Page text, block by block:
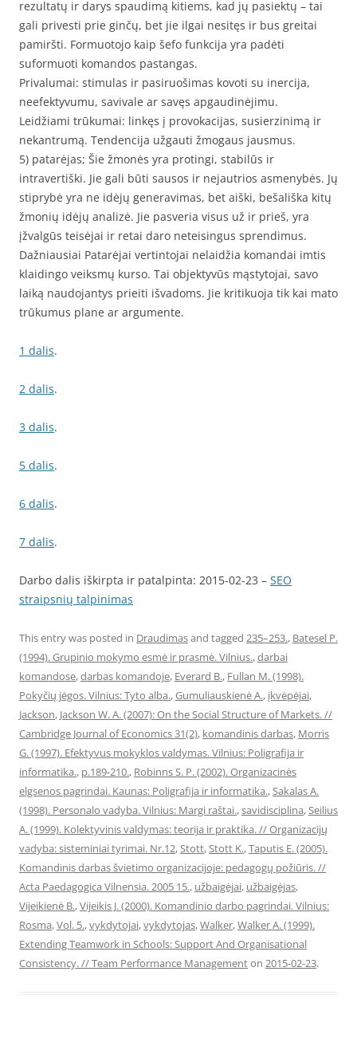
rezultatų ir darys spaudimą kitiems, kad jų pasiektų – tai
gali privesti prie ginčų, bet jie ilgai nesitęs ir bus greitai
pamiršti. Formuotojo kaip šefo funkcija yra padėti
suformuoti komandos pastangas.
Privalumai: stimulas ir pasiruošimas kovoti su inercija,
neefektyvumu, savivale ar savęs apgaudinėjimu.
Leidžiami trūkumai: linkęs į provokacijas, susierzinimą ir
nekantrumą. Tendencija užgauti žmogaus jausmus.
5) patarėjas; Šie žmonės yra protingi, stabilūs ir
intravertiški. Jie gali būti sausos ir nejautrios asmenybės. Jų
stiprybė yra ne idėjų generavimas, bet aiški, bešališka kitų
žmonių idėjų analizė. Jie pasveria visus už ir prieš, yra
įžvalgūs teisėjai ir retai daro neteisingus sprendimus.
Dažniausiai Patarėjai vertintojai nelaidžia komandai imtis
klaidingo veiksmų kurso. Tai objektyvūs mąstytojai, savo
laiką naudojantys prieiti išvadoms. Jie kritikuoja tik kai mato
trūkumus plane ar argumente.
1 dalis.
2 dalis.
3 dalis.
5 dalis.
6 dalis.
7 dalis.
Darbo dalis iškirpta ir patalpinta: 2015-02-23 – SEO
straipsnių talpinimas
This entry was posted in Draudimasand tagged 235–253., Batesel P.
(1994). Grupinio mokymo esmė ir prasmė. Vilnius.,darbai
komandose,darbas komandoje, Everard B., Fullan M. (1998).
Pokyčių jėgos. Vilnius: Tyto alba.,Gumuliauskienė A., įkvėpėjai,
Jackson, Jackson W. A. (2007): On the Social Structure of Markets. //
Cambridge Journal of Economics 31(2), komandinis darbas, Morris
G. (1997). Efektyvus mokyklos valdymas. Vilnius: Poligrafija ir
informatika., p.189-210., Robinns S. P. (2002). Organizacinės
elgsenos pagrindai. Kaunas: Poligrafija ir informatika.,Sakalas A.
(1998). Personalo vadyba. Vilnius: Margi raštai.,savidisciplina,Seilius
A. (1999). Kolektyvinis valdymas: teorija ir praktika. // Organizacijų
vadyba: sisteminiai tyrimai. Nr.12,Stott,Stott K.,Taputis E. (2005).
Komandinis darbas švietimo organizacijoje: pedagogų požiūris. //
Acta Paedagogica Vilnensia. 2005 15., užbaigėjai, užbaigėjas,
Vijeikienė B.,Vijeikis J. (2000). Komandinio darbo pagrindai. Vilnius:
Rosma,Vol. 5.,vykdytojai,vykdytojas,Walker,Walker A. (1999).
Extending Teamwork in Schools: Support And Organisational
Consistency. // Team Performance Managementon 2015-02-23.